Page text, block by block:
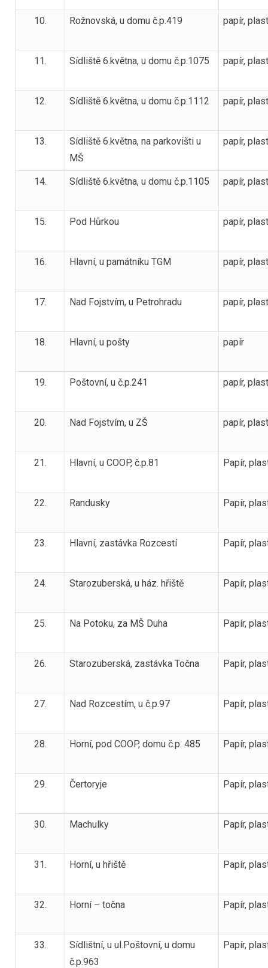
10. Rožnovská, u domu č.p.419 papír, plast
11. Sídliště 6.května, u domu č.p.1075 papír, plast
12. Sídliště 6.května, u domu č.p.1112 papír,
13.
Sídliště 6.května, na parkovišti u
MŠ
papír, plast
14. Sídliště 6.května, u domu č.p.1105 papír, plast
15. Pod Hůrkou papír,
16. Hlavní, u památníku TGM papír, plast
17. Nad Fojstvím, u Petrohradu papír, plast
18. Hlavní, u pošty papír
19. Poštovní, u č.p.241 papír, plast
20. Nad Fojstvím, u ZŠ papír, plast
21. Hlavní, u COOP, č.p.81 Papír,
22. Randusky Papír,
23. Hlavní, zastávka Rozcestí Papír,
24. Starozuberská, u ház. hřiště Papír,
25. Na Potoku, za MŠ Duha Papír,
26. Starozuberská, zastávka Točna Papír,
27. Nad Rozcestím, u č.p.97 Papír,
28. Horní, pod COOP, domu č.p. 485 Papír,
29. Čertoryje Papír,
30. Machulky Papír,
31. Horní, u hřiště Papír,
32. Horní – točna Papír,
33.
Sídlištní, u ul.Poštovní, u domu
č.p.963
Papír,